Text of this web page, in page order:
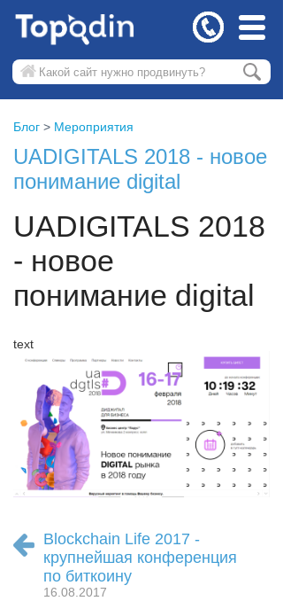
Блог Мероприятия
UADIGITALS 2018 - новое
понимание digital
UADIGITALS 2018
- новое
понимание digital
text
Blockchain Life 2017 -
крупнейшая конференция
по биткоину
16.08.2017